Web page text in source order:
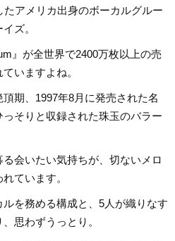
アメリカ出身のボーカルグルー
ズ。
』が全世界で2400万枚以上の売
いますよね。
期、1997年8月に発売された名
そりと収録された珠玉のバラー
会いたい気持ちが、切ないメロ
ています。
を務める構成と、5人が織りなす
思わずうっとり。